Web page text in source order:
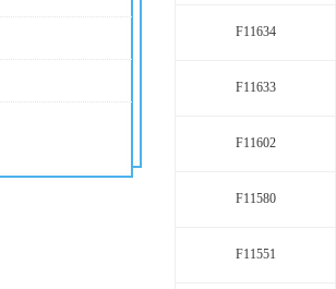
F11634
F11633
F11602
F11580
F11551